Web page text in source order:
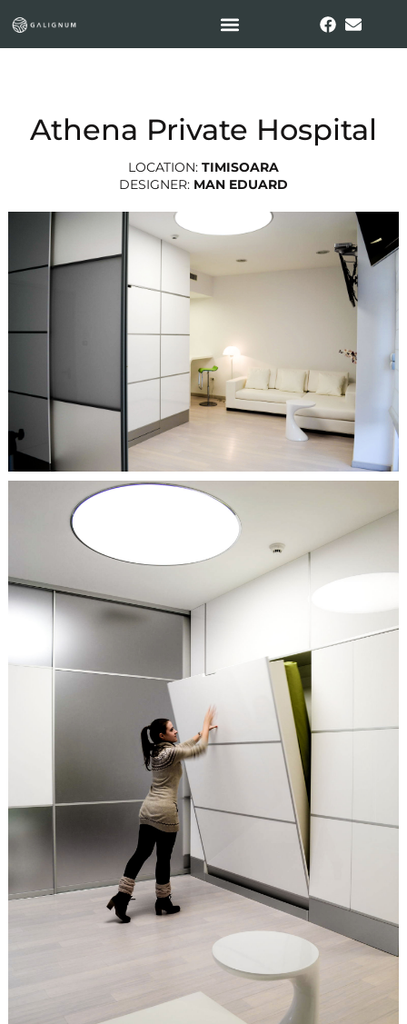
Athena Private Hospital
LOCATION: TIMISOARA
DESIGNER: MAN EDUARD